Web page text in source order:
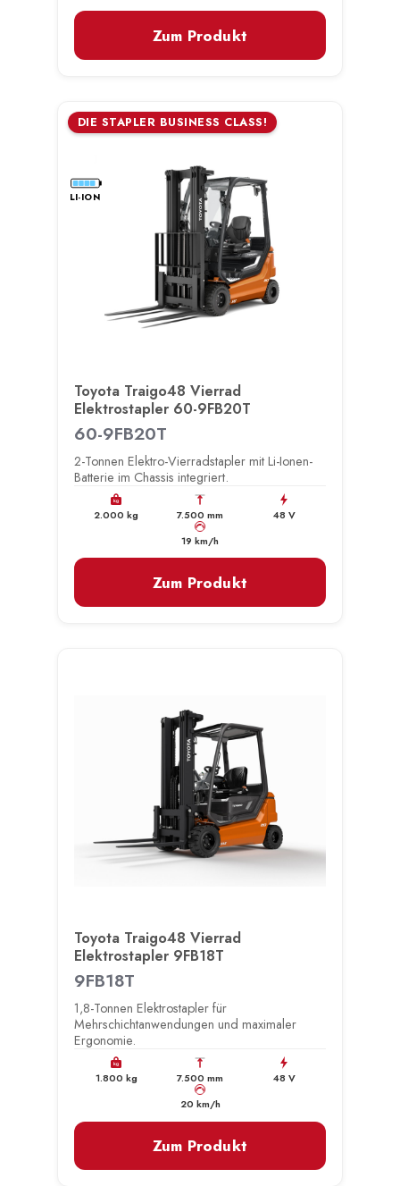
Zum Produkt
DIE STAPLER BUSINESS CLASS!
LI-ION
Toyota Traigo48 Vierrad
Elektrostapler 60-9FB20T
60-9FB20T
2-Tonnen Elektro-Vierradstapler mit Li-Ionen-
Batterie im Chassis integriert.
kg
2.000 kg 7.500 mm 48 V
km/h
19 km/h
Zum Produkt
Toyota Traigo48 Vierrad
Elektrostapler 9FB18T
9FB18T
1,8-Tonnen Elektrostapler für
Mehrschichtanwendungen und maximaler
Ergonomie.
kg
1.800 kg 7.500 mm 48 V
km/h
20 km/h
Zum Produkt